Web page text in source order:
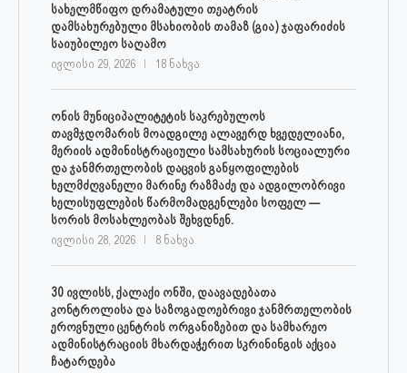
სახელმწიფო დრამატული თეატრის
დამსახურებული მსახიობის თამაზ (გია) ჯაფარიძის
საიუბილეო საღამო
ივლისი 29, 2026 18 ნახვა
ონის მუნიციპალიტეტის საკრებულოს
თავმჯდომარის მოადგილე ალავერდ ხვედელიანი,
მერიის ადმინისტრაციული სამსახურის სოციალური
და ჯანმრთელობის დაცვის განყოფილების
ხელმძღვანელი მარინე რაზმაძე და ადგილობრივი
ხელისუფლების წარმომადგენლები სოფელ —
სორის მოსახლეობას შეხვდნენ.
ივლისი 28, 2026 8 ნახვა
30 ივლისს, ქალაქი ონში, დაავადებათა
კონტროლისა და საზოგადოებრივი ჯანმრთელობის
ეროვნული ცენტრის ორგანიზებით და სამხარეო
ადმინისტრაციის მხარდაჭერით სკრინინგის აქცია
ჩატარდება